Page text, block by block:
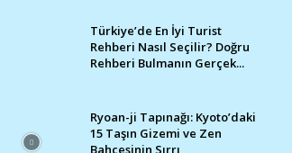
Türkiye’de En İyi Turist
Rehberi Nasıl Seçilir? Doğru
Rehberi Bulmanın Gerçek...
Ryoan-ji Tapınağı: Kyoto’daki
15 Taşın Gizemi ve Zen
Bahçesinin Sırrı